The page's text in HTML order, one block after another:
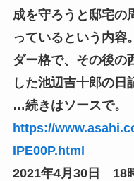
成を守ろうと邸宅の
っているという内容
ダー格で、その後の
した池辺吉十郎の日
…続きはソースで。
https://
IPE00P.html
2021年4月30日 18